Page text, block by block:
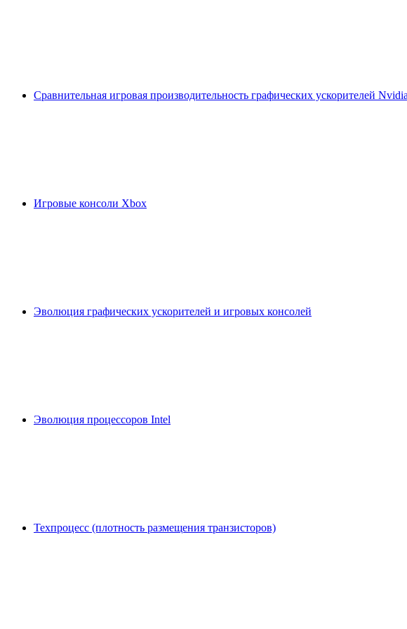
Сравнительная игровая производительность графических ускорителей
Игровые консоли Xbox
Эволюция графических ускорителей и игровых консолей
Эволюция процессоров Intel
Техпроцесс (плотность размещения транзисторов)